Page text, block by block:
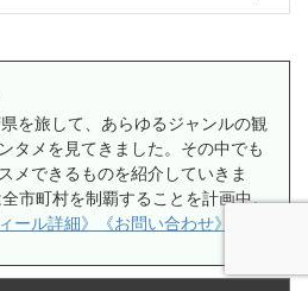
を旅して、あらゆるジャンルの観
タメを見てきました。その中でも
メできるものを紹介していきま
市町村を制覇することを計画中。
ール詳細》
《お問い合わせ》